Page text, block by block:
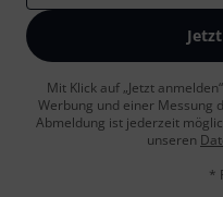
Mit Klick auf „Jetzt
Werbung und einer Messung
Abmeldung ist jederzeit
unseren
*